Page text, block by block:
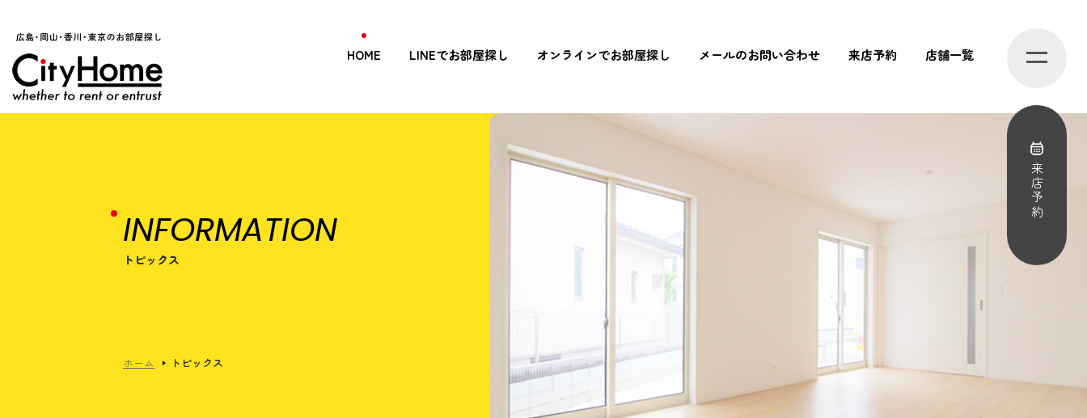
HOME LINEでお部屋探し オンラインでお部屋探し メールのお問い合わせ 来店予約 店舗一覧
来店予約
INFORMATION
トピックス
ホーム トピックス